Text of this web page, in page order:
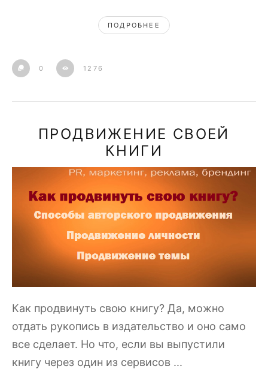
ПОДРОБНЕЕ
0 1276
ПРОДВИЖЕНИЕ СВОЕЙ
КНИГИ
Как продвинуть свою книгу? Да, можно
отдать рукопись в издательство и оно само
все сделает. Но что, если вы выпустили
книгу через один из сервисов ...